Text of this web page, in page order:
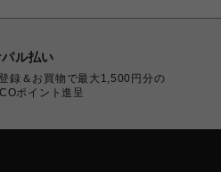
ル払い
録＆お買物で最大1,500円分の
ポイント進呈